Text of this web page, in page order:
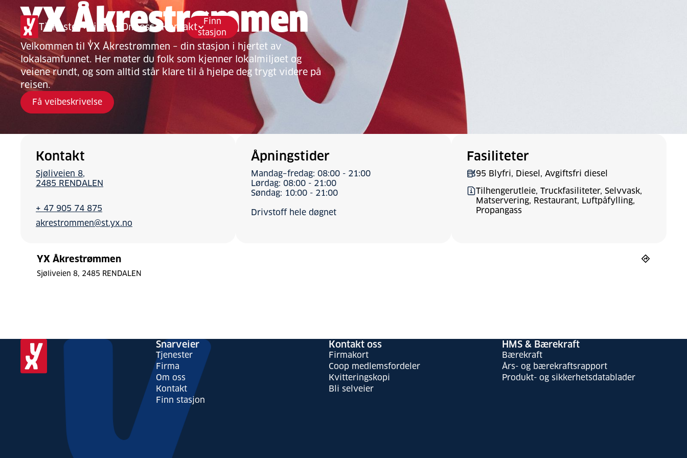
Tjenester Firma Om oss Kontakt
Finn
stasjon
YX Åkrestrømmen
Velkommen til YX Åkrestrømmen – din stasjon i hjertet av
lokalsamfunnet. Her møter du folk som kjenner lokalmiljøet og
veiene rundt, og som alltid står klare til å hjelpe deg trygt videre på
reisen.
Få veibeskrivelse
Kontakt
Sjøliveien 8
2485 RENDALEN
+ 47 905 74 875
akrestrommen@st.yx.no
Åpningstider
Mandag–fredag: 08:00 - 21:00
Lørdag: 08:00 - 21:00
Søndag: 10:00 - 21:00
Drivstoff hele døgnet
Fasiliteter
95 Blyfri, Diesel, Avgiftsfri diesel
Tilhengerutleie, Truckfasiliteter, Selvvask,
Matservering, Restaurant, Luftpåfylling,
Propangass
YX Åkrestrømmen
Sjøliveien 8 2485 RENDALEN
Bytt stil
© OpenStreetMap
Snarveier
Tjenester
Firma
Om oss
Kontakt
Finn stasjon
Kontakt oss
Firmakort
Coop medlemsfordeler
Kvitteringskopi
Bli selveier
HMS & Bærekraft
Bærekraft
Års- og bærekraftsrapport
Produkt- og sikkerhetsdatablader